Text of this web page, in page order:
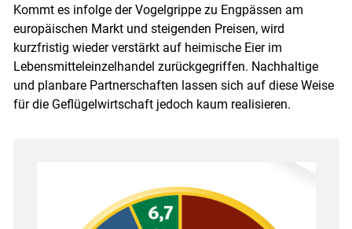
Kommt es infolge der Vogelgrippe zu Engpässen am
europäischen Markt und steigenden Preisen, wird
kurzfristig wieder verstärkt auf heimische Eier im
Lebensmitteleinzelhandel zurückgegriffen. Nachhaltige
und planbare Partnerschaften lassen sich auf diese Weise
für die Geflügelwirtschaft jedoch kaum realisieren.